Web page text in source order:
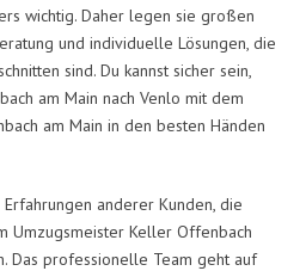
wichtig. Daher legen sie großen
und individuelle Lösungen, die
sind. Du kannst sicher sein,
am Main nach Venlo mit dem
am Main in den besten Händen
anderer Kunden, die
Umzugsmeister Keller Offenbach
Das professionelle Team geht auf